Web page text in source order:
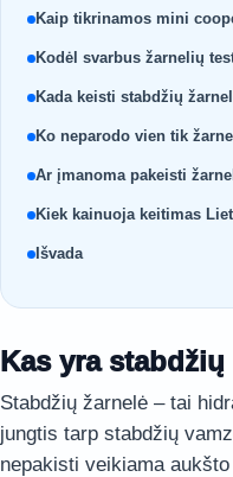
Kaip tikrinamos mini
Kodėl svarbus žarnelių
Kada keisti stabdžių
Ko neparodo vien tik
Ar įmanoma pakeisti
Kiek kainuoja keitimas
Išvada
Kas yra
Stabdžių žarnelė – tai
jungtis tarp stabdžių
nepakisti veikiama